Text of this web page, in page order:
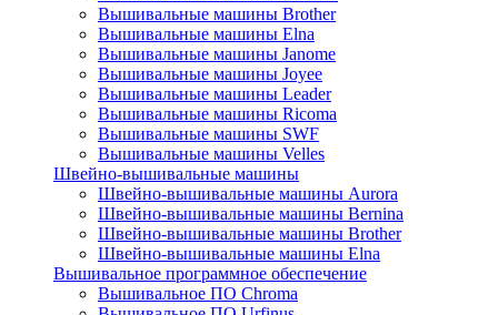
Вышивальные машины Brother
Вышивальные машины Elna
Вышивальные машины Janome
Вышивальные машины Joyee
Вышивальные машины Leader
Вышивальные машины Ricoma
Вышивальные машины SWF
Вышивальные машины Velles
Швейно-вышивальные машины
Швейно-вышивальные машины Aurora
Швейно-вышивальные машины Bernina
Швейно-вышивальные машины Brother
Швейно-вышивальные машины Elna
Вышивальное программное обеспечение
Вышивальное ПО Chroma